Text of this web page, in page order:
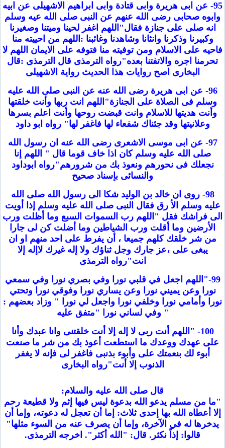
95- عن ابى هريرة وابى قتادة وابى ابراهيم الاشهيلى عن ابيه
وابوه صحابى رضى الله عنهم عن النبى صلى الله عيه وسلم
انه صلى على جنازة فقال"اللهم اغفر لحينا وميتنا وصغيرنا
وكبيرنا وذكرنا وانثانا وشاهدنا وغائبنا :اللهم من احييته منا
فاحيه على الاسلام ومن توفيته منا فتوفه على الايمان اللهم لا
تحرمنا اجره والاتفتنا بعده"رواه الترمذى قال الترمذى :قال
البخارى اصح روايات هذا الحديث رواية الاشهيلى
96- عن ابى هريرة رضى الله عنه عن النبى صلى الله عليه
وسلم فى الصلاة على الجنازة"اللهم انت ربها وأنت خلقتها
وأنت هديتها للاسلام وانت قبضت روحها وأنت اعلم بسرها
وعلانيتها وقد جئناك شفعاء لها فاغفر لها" رواه ابو داود
97- عن ابى موسى الاشعرى رضى الله عنه ان رسول الله
صلى الله عليه وسلم كان اذا خاف قوما قال " اللهم إنا
نجعلك فى نحورهم ونعوذ بك من شرورهم"رواه ابوداود
والنسائى بإسناد صحيح
98- روى ان خالد بن الوليد شكا الى رسول الله صلى الله
عليه وسلم الأ رق فقال النبى صلى الله عليه وسلم إذا أويت
الى فراشك فقل "اللهم رب السموات السبع وما أظلت ورب
الأرضين وما أقلت ورب الشياطين وما أضلت كن لى جارا
من شر خلقك كلهم جميعا ، أن يفرط على احد منهم او ان
يبغى على ،عز جارك وجل ثناؤك ولا إله غيرك لاإله إلا
انت"رواه الترمذى
99-"اللهم اجعل في قلبي نورا وفي بصري نورا وفي سمعي
نورا وعن يميني نورا وعن يساري نورا وفوقي نورا وتحتي
نورا وأمامي نورا وخلفي نورا واجعل لي نورا " وزاد بعضهم :
" وفي لساني نورا "متفق عليه
100- "اللهم أنت ربى لا إله إلا أنت خلقتنى وانا عبدك وأنا
على عهدك ووعدك ما استطعت أعوذ بك من شر ما صنعت
أبوء لك بنعمتك على وأبوء بذنبى فاغفر لى فإنه لا يغفر
الذنوب إلا أنت"رواه البخارى
قال صلى الله عليه والسلام:
"ما من مسلم يدعو الله بدعوة ليس فيها إثم ولا قطيعة رحم
إلا أعطاه الله بها إحدى ثلاث: إما أن تعجل له دعوته، وإما أن
يدخرها له في الآخرة، وإما أن يصرف عنه من السوء مثلها"
قالوا: إذاً نكثر. قال: "الله أكثر". اخرجه الترمذى.